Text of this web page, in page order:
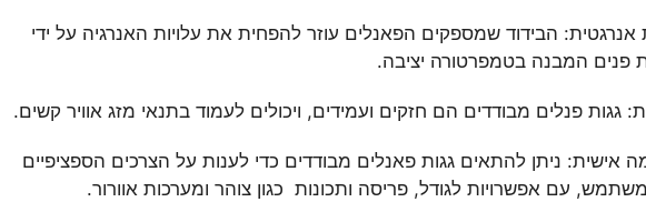
אנרגטית: הבידוד שמספקים הפאנלים עוזר להפחית את עלויות האנרגיה על ידי
פנים המבנה בטמפרטורה יציבה.
גגות פנלים מבודדים הם חזקים ועמידים, ויכולים לעמוד בתנאי מזג אוויר קשים.
אישית: ניתן להתאים גגות פאנלים מבודדים כדי לענות על הצרכים הספציפיים
עם אפשרויות לגודל, פריסה ותכונות כגון צוהר ומערכות אוורור.